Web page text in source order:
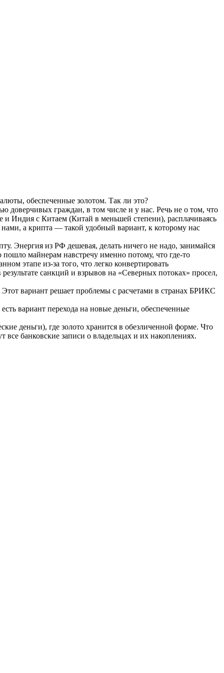
обеспеченные золотом. Так ли это?
доверчивых граждан, в том числе и у нас. Речь не о том, что
и Индия с Китаем (Китай в меньшей степени), расплачиваясь
а крипта — такой удобный вариант, к которому нас
Энергия из РФ дешевая, делать ничего не надо, занимайся
пошло майнерам навстречу именно потому, что где-то
этапе из-за того, что легко конвертировать
санкций и взрывов на «Северных потоках» просел,
Этот вариант решает проблемы с расчетами в странах БРИКС
вариант перехода на новые деньги, обеспеченные
деньги), где золото хранится в обезличенной форме. Что
банковские записи о владельцах и их накоплениях.